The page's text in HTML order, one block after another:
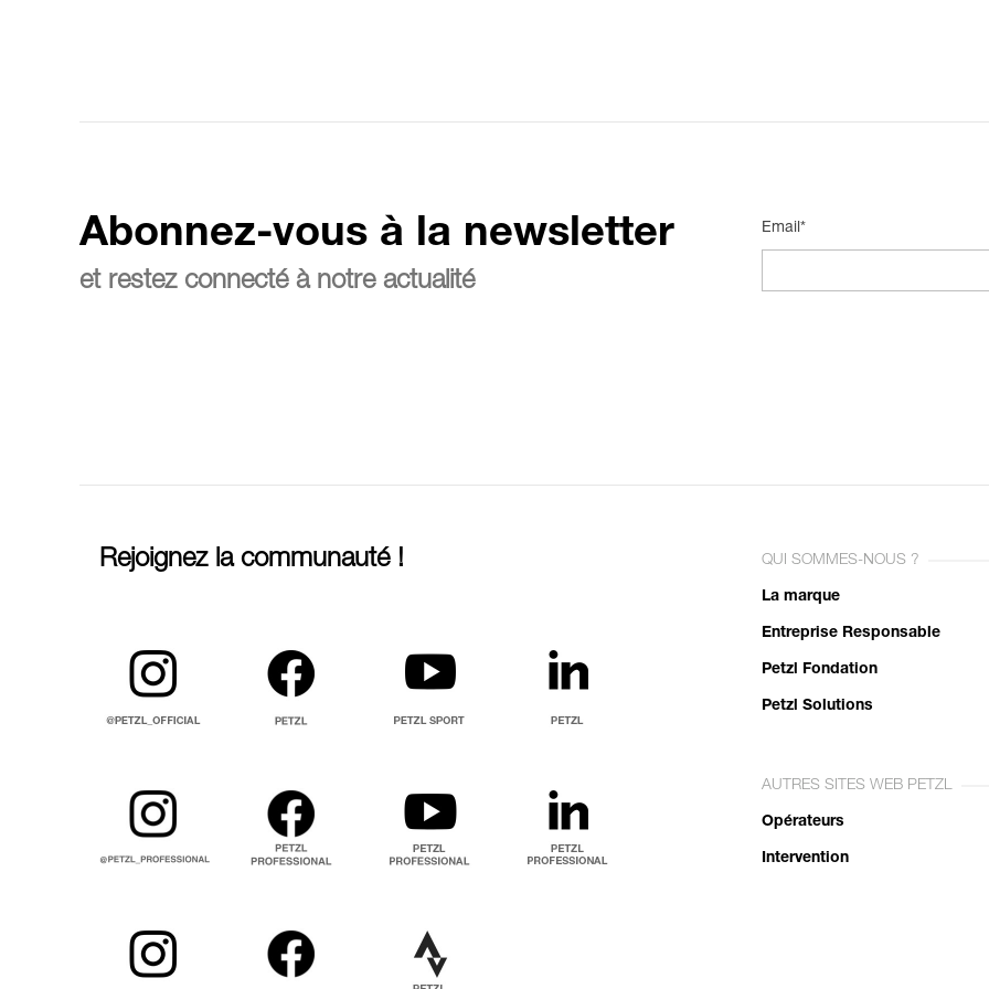
Abonnez-vous à la newsletter
et restez connecté à notre actualité
Email*
Rejoignez la communauté ! QUI SOMMES-NOUS ?
La marque
Entreprise Responsable
Petzl Fondation
Petzl Solutions
AUTRES SITES WEB PETZL
Opérateurs
Intervention